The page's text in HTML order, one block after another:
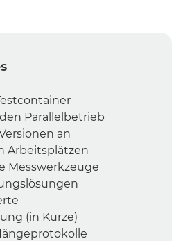
Parallelbetrieb
an
Arbeitsplätzen
Messwerkzeuge
(in Kürze)